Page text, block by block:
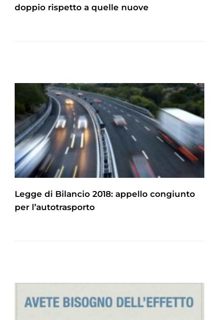
doppio rispetto a quelle nuove
Legge di Bilancio 2018: appello congiunto
per l’autotrasporto